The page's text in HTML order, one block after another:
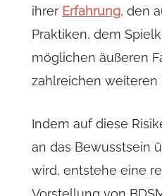
ihrer Erfahrung, den
Praktiken, dem
möglichen äußeren
zahlreichen weiteren
Indem auf diese
an das Bewusstsein
wird, entstehe eine